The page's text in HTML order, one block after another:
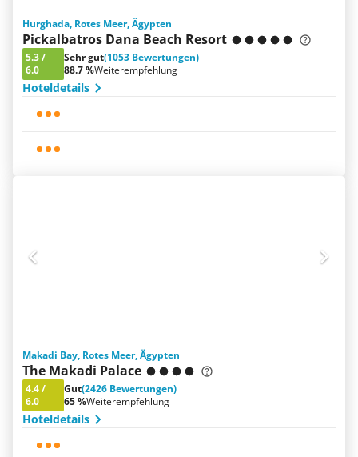
Hurghada, Rotes Meer, Ägypten
Pickalbatros Dana Beach Resort
5.3/
6.0
Sehr gut(1053 Bewertungen)
88.7 %Weiterempfehlung
Hoteldetails
Makadi Bay, Rotes Meer, Ägypten
The Makadi Palace
4.4/
6.0
Gut(2426 Bewertungen)
65 %Weiterempfehlung
Hoteldetails